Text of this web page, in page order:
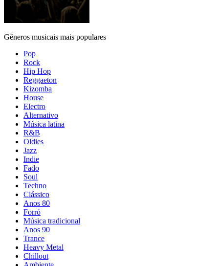
Gêneros musicais mais populares
Pop
Rock
Hip Hop
Reggaeton
Kizomba
House
Electro
Alternativo
Música latina
R&B
Oldies
Jazz
Indie
Fado
Soul
Techno
Clássico
Anos 80
Forró
Música tradicional
Anos 90
Trance
Heavy Metal
Chillout